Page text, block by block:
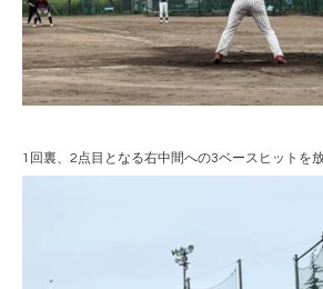
1回裏、2点目となる右中間への3ベースヒットを